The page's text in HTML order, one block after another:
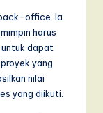
office. Ia
harus
untuk dapat
yang
nilai
yang diikuti.